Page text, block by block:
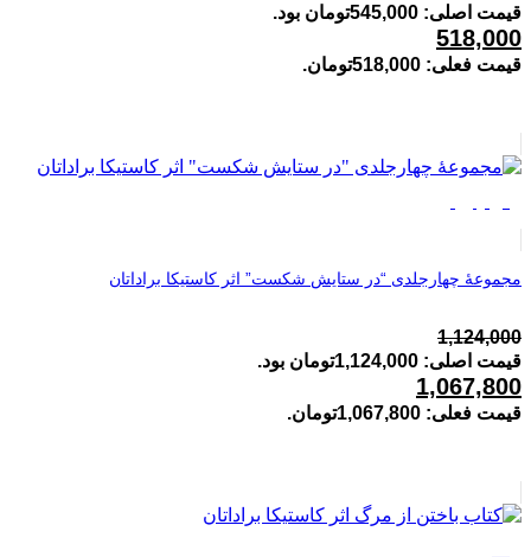
قیمت اصلی: 545,000تومان بود.
518,000
قیمت فعلی: 518,000تومان.
مجموعۀ چهارجلدی “در ستایش شکست” اثر کاستیکا براداتان
1,124,000
قیمت اصلی: 1,124,000تومان بود.
1,067,800
قیمت فعلی: 1,067,800تومان.